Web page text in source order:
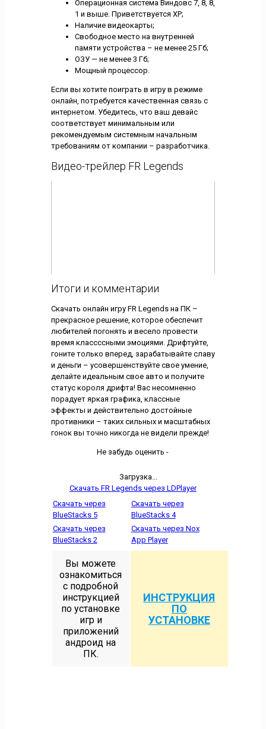
Операционная система Виндовс 7, 8, 8,
1 и выше. Приветствуется ХР;
Наличие видеокарты;
Свободное место на внутренней
памяти устройства – не менее 25 Гб;
ОЗУ — не менее 3 Гб;
Мощный процессор.
Если вы хотите поиграть в игру в режиме
онлайн, потребуется качественная связь с
интернетом. Убедитесь, что ваш девайс
соответствует минимальным или
рекомендуемым системным начальным
требованиям от компании – разработчика.
Видео-трейлер FR Legends
Итоги и комментарии
Скачать онлайн игру FR Legends на ПК –
прекрасное решение, которое обеспечит
любителей погонять и весело провести
время классссными эмоциями. Дрифтуйте,
гоните только вперед, зарабатывайте славу
и деньги – усовершенствуйте свое умение,
делайте идеальным свое авто и получите
статус короля дрифта! Вас несомненно
порадует яркая графика, классные
эффекты и действительно достойные
противники – таких сильных и масштабных
гонок вы точно никогда не видели прежде!
Не забудь оценить -
Загрузка...
Скачать FR Legends через LDPlayer
Скачать через
BlueStacks 5
Скачать через
BlueStacks 4
Скачать через
BlueStacks 2
Скачать через Nox
App Player
Вы можете
ознакомиться
с подробной
инструкцией
по установке
игр и
приложений
андроид на
ПК.
ИНСТРУКЦИЯ
ПО
УСТАНОВКЕ